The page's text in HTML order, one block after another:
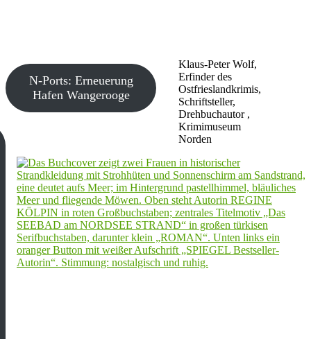
Klaus-Peter Wolf,
Erfinder des
Ostfrieslandkrimis,
Schriftsteller,
Drehbuchautor ,
Krimimuseum
Norden
N-Ports: Erneuerung
Hafen Wangerooge